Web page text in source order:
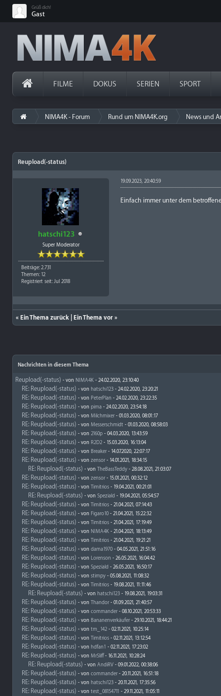
Grüß dich!
Gast
FILME DOKUS SERIEN SPORT
NIMA4K - Forum Rund um NIMA4K.org News und
Reupload(-status)
hatschi123
Super Moderator
Beiträge: 2.731
Themen: 12
Registriert seit: Jul 2018
19.09.2023, 20:40:59
Einfach immer unter dem
« Ein Thema zurück Ein Thema vor »
Nachrichten in diesem Thema
Reupload(-status) - von NIMA4K - 24.02.2020, 23:10:40
RE: Reupload(-status) - von hatschi123 - 24.02.2020, 23:20:21
RE: Reupload(-status) - von PeterPlan - 24.02.2020, 23:22:35
RE: Reupload(-status) - von pima - 24.02.2020, 23:54:18
RE: Reupload(-status) - von Milchmixer- 01.03.2020, 08:01:17
RE: Reupload(-status) - von Messerschmidt - 01.03.2020, 08:58:03
RE: Reupload(-status) - von 2160p - 04.03.2020, 13:43:59
RE: Reupload(-status) - von R2D2 - 15.03.2020, 16:13:04
RE: Reupload(-status) - von Breaker- 14.07.2020, 22:07:17
RE: Reupload(-status) - von zensor- 14.01.2021, 18:34:15
RE: Reupload(-status) - von TheBassTeddy - 28.08.2021, 21:03:07
RE: Reupload(-status) - von zensor- 15.01.2021, 00:32:12
RE: Reupload(-status) - von Timitrios - 19.04.2021, 00:21:01
RE: Reupload(-status) - von Speziald - 19.04.2021, 05:54:57
RE: Reupload(-status) - von Timitrios - 21.04.2021, 07:14:43
RE: Reupload(-status) - von Figaro10 - 21.04.2021, 15:22:32
RE: Reupload(-status) - von Timitrios - 21.04.2021, 17:19:49
RE: Reupload(-status) - von NIMA4K - 21.04.2021, 18:13:49
RE: Reupload(-status) - von Timitrios - 21.04.2021, 19:21:21
RE: Reupload(-status) - von dama1970 - 04.05.2021, 21:51:16
RE: Reupload(-status) - von Lorenson - 26.05.2021, 16:04:42
RE: Reupload(-status) - von Speziald - 26.05.2021, 16:50:17
RE: Reupload(-status) - von stimpy - 05.08.2021, 11:08:32
RE: Reupload(-status) - von Timitrios - 19.08.2021, 11:11:46
RE: Reupload(-status) - von hatschi123 - 19.08.2021, 19:03:31
RE: Reupload(-status) - von Thandor- 01.09.2021, 21:40:57
RE: Reupload(-status) - von commander- 08.10.2021, 20:53:33
RE: Reupload(-status) - von Bananenverkäufer- 29.10.2021, 18:44:21
RE: Reupload(-status) - von tm_142 - 02.11.2021, 10:25:14
RE: Reupload(-status) - von Timitrios - 02.11.2021, 13:12:54
RE: Reupload(-status) - von hdfan1 - 02.11.2021, 17:23:02
RE: Reupload(-status) - von MrSliff- 16.11.2021, 10:28:24
RE: Reupload(-status) - von AndiRV - 09.01.2022, 00:38:06
RE: Reupload(-status) - von commander- 20.11.2021, 16:51:18
RE: Reupload(-status) - von hatschi123 - 20.11.2021, 17:35:56
RE: Reupload(-status) - von test_08154711 - 29.11.2021, 11:05:11